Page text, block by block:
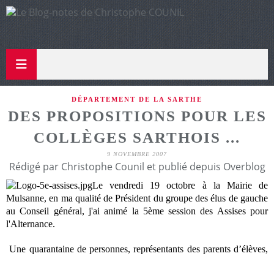
DÉPARTEMENT DE LA SARTHE
DES PROPOSITIONS POUR LES
COLLÈGES SARTHOIS ...
9 NOVEMBRE 2007
Rédigé par Christophe Counil et publié depuis Overblog
Le vendredi 19 octobre à la Mairie de
Mulsanne, en ma qualité de Président du groupe des élus de gauche
au Conseil général, j'ai animé la 5ème session des Assises pour
l'Alternance.
Une quarantaine de personnes, représentants des parents d’élèves,